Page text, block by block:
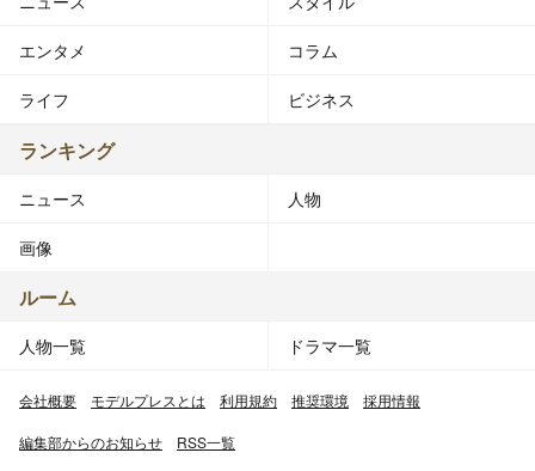
エンタメ コラム
ライフ ビジネス
ランキング
ニュース 人物
画像
ルーム
人物一覧 ドラマ一覧
会社概要 モデルプレスとは 利用規約 推奨環境 採用情報
編集部からのお知らせ RSS一覧